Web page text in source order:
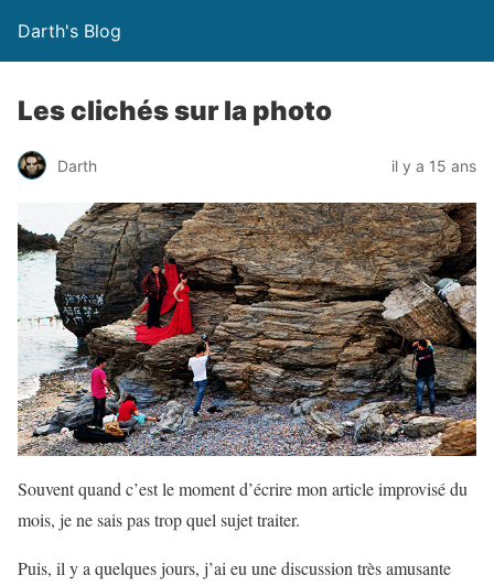
Darth's Blog
Les clichés sur la photo
Darth il y a 15 ans
Souvent quand c’est le moment d’écrire mon article improvisé du
mois, je ne sais pas trop quel sujet traiter.
Puis, il y a quelques jours, j’ai eu une discussion très amusante